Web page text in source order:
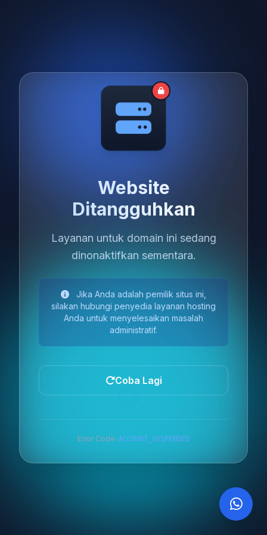
Website
Ditangguhkan
Layanan untuk domain ini sedang
dinonaktifkan sementara.
Jika Anda adalah pemilik situs ini,
silakan hubungi penyedia layanan hosting
Anda untuk menyelesaikan masalah
administratif.
Coba Lagi
Error Code: ACCOUNT_SUSPENDED